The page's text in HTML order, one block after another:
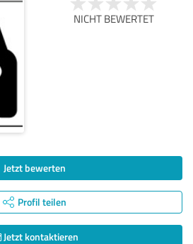
NICHT BEWERTET
Jetzt bewerten
Profil teilen
Jetzt kontaktieren